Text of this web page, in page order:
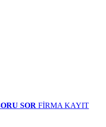
SOR FİRMA KAYIT